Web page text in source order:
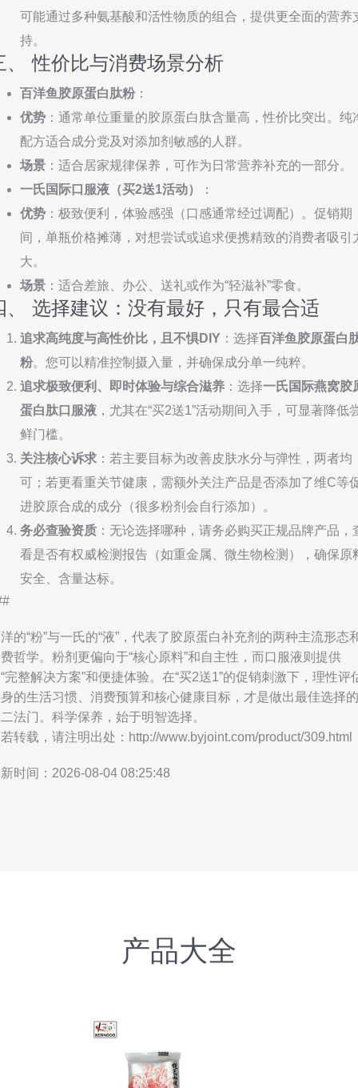
可能通过多种氨基酸和活性物质的组合，提供更全面的营养
持。
、 性价比与消费场景分析
百洋鱼胶原蛋白肽粉：
优势 ：通常单位重量的胶原蛋白肽含量高，性价比突出。纯
配方适合成分党及对添加剂敏感的人群。
场景 ：适合居家规律保养，可作为日常营养补充的一部分。
一氏国际口服液（买2送1活动）
：
优势 ：极致便利，体验感强（口感通常经过调配）。促销期
间，单瓶价格摊薄，对想尝试或追求便携精致的消费者吸引
大。
场景 ：适合差旅、办公、送礼或作为“轻滋补”零食。
、 选择建议：没有最好，只有最合适
追求高纯度与高性价比，且不惧DIY ：选择百洋鱼胶原蛋白
粉。您可以精准控制摄入量，并确保成分单一纯粹。
追求极致便利、即时体验与综合滋养 ：选择一氏国际燕窝胶
蛋白肽口服液 ，尤其在“买2送1”活动期间入手，可显著降低
鲜门槛。
关注核心诉求 ：若主要目标为改善皮肤水分与弹性，两者均
可；若更看重关节健康，需额外关注产品是否添加了维C等
进胶原合成的成分（很多粉剂会自行添加）。
务必查验资质 ：无论选择哪种，请务必购买正规品牌产品，
看是否有权威检测报告（如重金属、微生物检测），确保原
安全、含量达标。
的“粉”与一氏的“液”，代表了胶原蛋白补充剂的两种主流形态
哲学。粉剂更偏向于“核心原料”和自主性，而口服液则提供
完整解决方案”和便捷体验。在“买2送1”的促销刺激下，理性评
的生活习惯、消费预算和核心健康目标，才是做出最佳选择的
法门。科学保养，始于明智选择。
转载，请注明出处：http://www.byjoint.com/product/309.html
时间：2026-08-04 08:25:48
产品大全